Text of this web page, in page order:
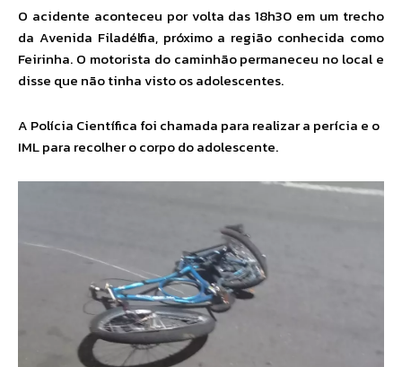
O acidente aconteceu por volta das 18h30 em um trecho
da Avenida Filadélfia, próximo a região conhecida como
Feirinha. O motorista do caminhão permaneceu no local e
disse que não tinha visto os adolescentes.
A Polícia Científica foi chamada para realizar a perícia e o
IML para recolher o corpo do adolescente.